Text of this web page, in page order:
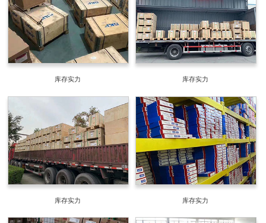
库存实力 库存实力
库存实力 库存实力